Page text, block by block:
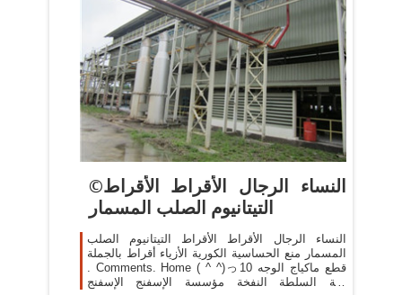
©النساء الرجال الأقراط الأقراط
التيتانيوم الصلب المسمار
النساء الرجال الأقراط الأقراط التيتانيوم الصلب
المسمار منع الحساسية الكورية الأزياء أقراط بالجملة
. Comments. Home ( ^ ^)っ10 قطع ماكياج الوجه
لينة السلطة النفخة مؤسسة الإسفنج الإسفنج